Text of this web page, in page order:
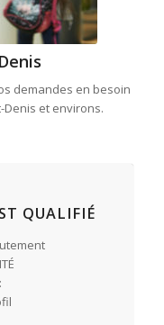
demandes en besoin
Denis et environs.
QUALIFIÉ